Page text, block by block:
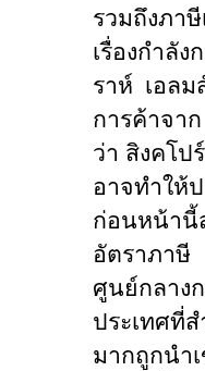
รวมถึงภา
เรื่องกำลั
ราห์ เอลม
การค้าจาก
ว่า สิงคโป
อาจทำให้
ก่อนหน้านี้
อัตราภาษี
ศูนย์กลาง
ประเทศที่
มากถูกนำ